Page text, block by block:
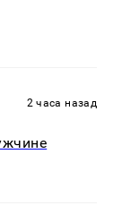
2 часа назад